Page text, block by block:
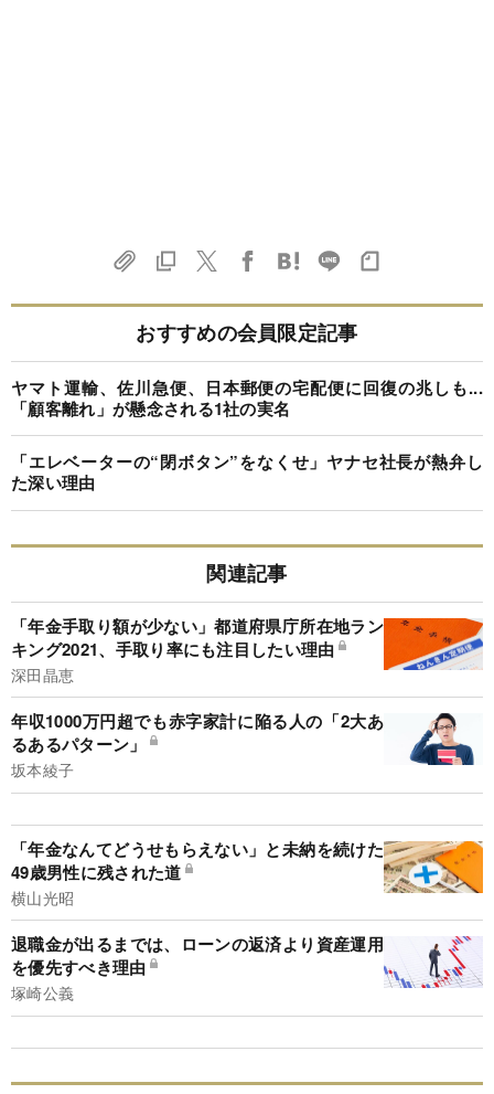
おすすめの会員限定記事
ヤマト運輸、佐川急便、日本郵便の宅配便に回復の兆しも...
「顧客離れ」が懸念される1社の実名
「エレベーターの“閉ボタン”をなくせ」ヤナセ社長が熱弁し
た深い理由
関連記事
「年金手取り額が少ない」都道府県庁所在地ラン
キング2021、手取り率にも注目したい理由
深田晶恵
年収1000万円超でも赤字家計に陥る人の「2大あ
るあるパターン」
坂本綾子
「年金なんてどうせもらえない」と未納を続けた
49歳男性に残された道
横山光昭
退職金が出るまでは、ローンの返済より資産運用
を優先すべき理由
塚崎公義